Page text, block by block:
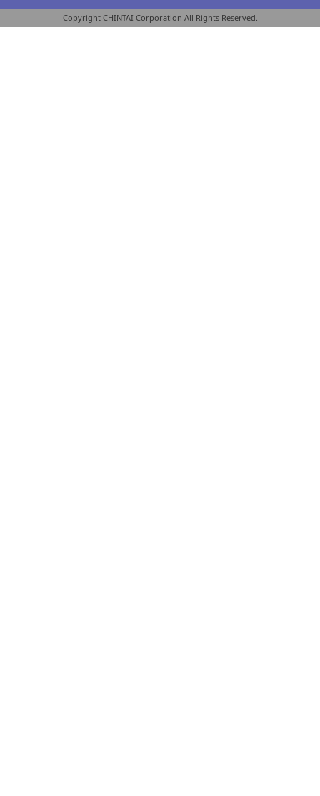
Copyright CHINTAI Corporation All Rights Reserved.